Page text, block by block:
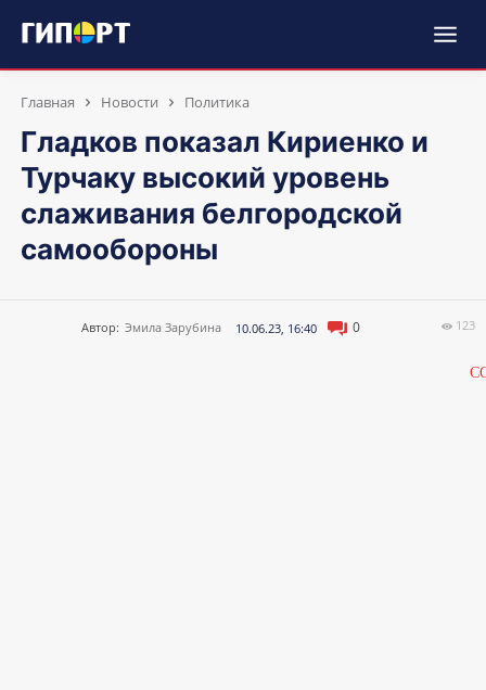
Главная Новости Политика
Гладков показал Кириенко и
Турчаку высокий уровень
слаживания белгородской
самообороны
Автор: Эмила Зарубина 10.06.23, 16:40 0 123